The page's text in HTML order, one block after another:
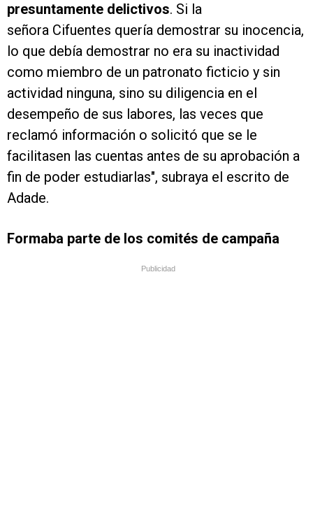
presuntamente delictivos. Si la
señora Cifuentes quería demostrar su inocencia,
lo que debía demostrar no era su inactividad
como miembro de un patronato ficticio y sin
actividad ninguna, sino su diligencia en el
desempeño de sus labores, las veces que
reclamó información o solicitó que se le
facilitasen las cuentas antes de su aprobación a
fin de poder estudiarlas", subraya el escrito de
Adade.
Formaba parte de los comités de campaña
Publicidad